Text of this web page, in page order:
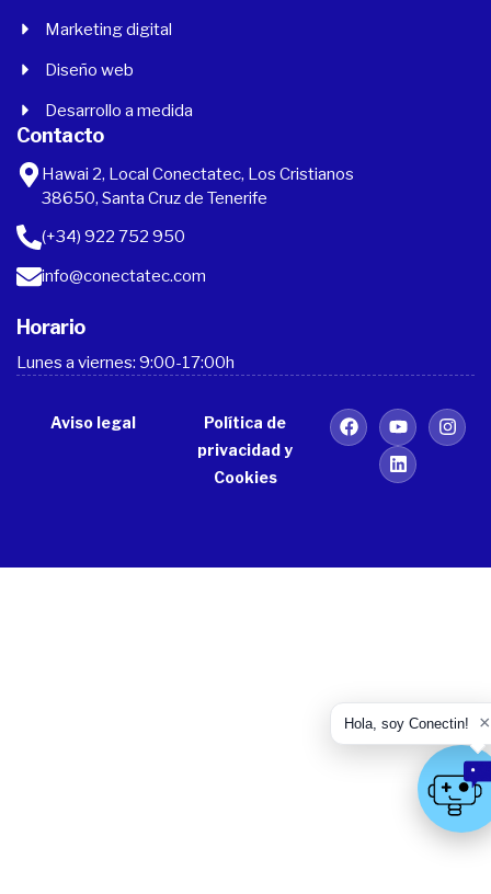
Marketing digital
Diseño web
Desarrollo a medida
Contacto
Hawai 2, Local Conectatec, Los Cristianos
38650, Santa Cruz de Tenerife
(+34) 922 752 950
info@conectatec.com
Horario
Lunes a viernes: 9:00-17:00h
Aviso legal
Política de
privacidad y
Cookies